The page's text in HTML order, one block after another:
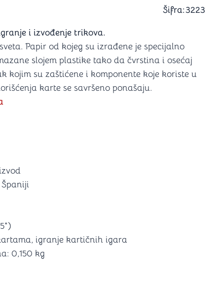
Šifra:3223
i izvođenje trikova.
Papir od kojeg su izrađene je specijalno
slojem plastike tako da čvrstina i osećaj
kojim su zaštićene i komponente koje koriste u
karte se savršeno ponašaju.
igranje kartičnih igara
0,150 kg